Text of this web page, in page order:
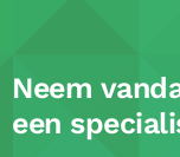
Neem
een